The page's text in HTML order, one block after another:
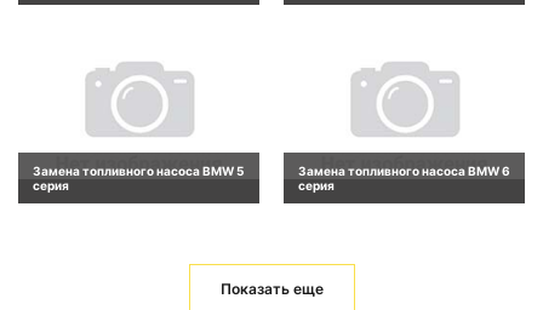
Замена топливного насоса BMW 5
серия
Замена топливного насоса BMW 6
серия
Показать еще